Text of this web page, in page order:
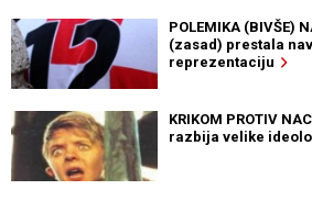
POLEMIKA (BIVŠE)
(zasad) prestala
reprezentaciju
KRIKOM PROTIV
razbija velike